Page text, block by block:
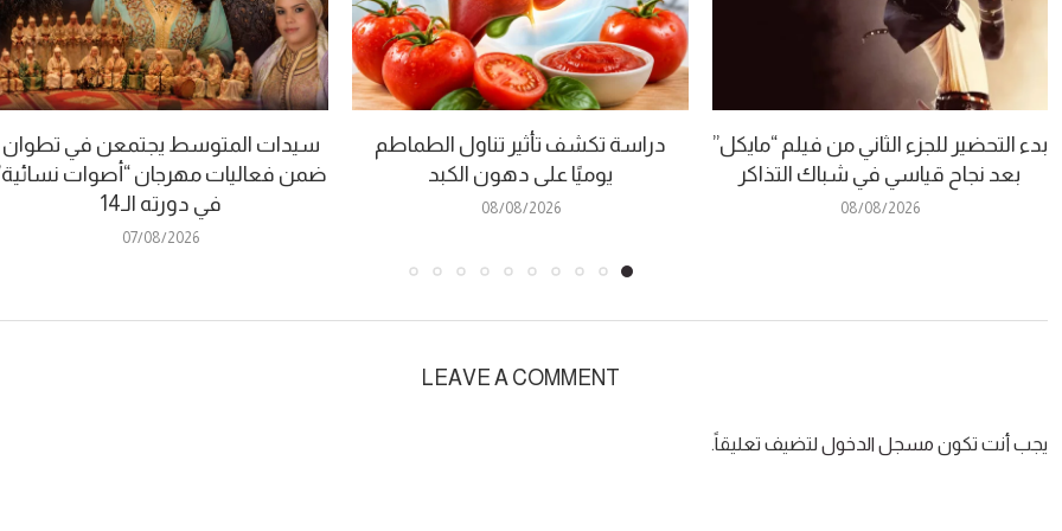
بدء التحضير للجزء الثاني من فيلم “مايكل”
بعد نجاح قياسي في شباك التذاكر
08/08/2026
دراسة تكشف تأثير تناول الطماطم
يوميًا على دهون الكبد
08/08/2026
سيدات المتوسط يجتمعن في تطوان
ضمن فعاليات مهرجان “أصوات
في دورته الـ14
07/08/2026
LEAVE A COMMENT
يجب أنت تكون مسجل الدخول لتضيف تعليقاً.